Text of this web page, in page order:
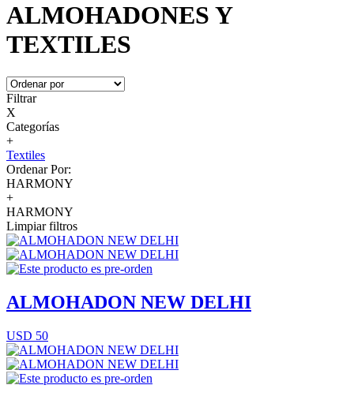
ALMOHADONES Y
TEXTILES
Filtrar
X
Categorías
+
Textiles
Ordenar Por:
HARMONY
+
HARMONY
Limpiar filtros
ALMOHADON NEW DELHI
USD 50